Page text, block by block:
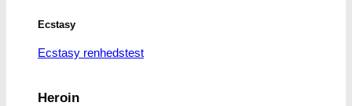
Ecstasy
Ecstasy renhedstest
Heroin